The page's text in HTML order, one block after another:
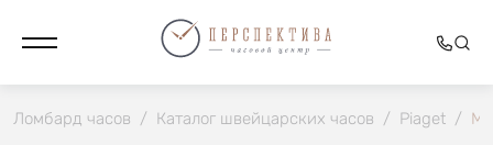
Ломбард часов / Каталог швейцарских часов / Piaget /